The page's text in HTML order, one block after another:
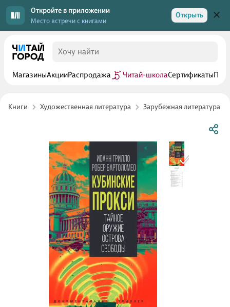
Откройте в приложении
Место встречи с книгами
Открыть
МагазиныАкцииРаспродажа Читай-школаСертификаты
Книги Художественная литература Зарубежная литература